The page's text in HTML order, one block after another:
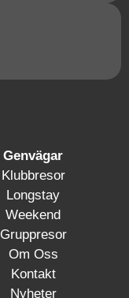
Genvägar
Klubbresor
Longstay
Weekend
Gruppresor
Om Oss
Kontakt
Nyheter